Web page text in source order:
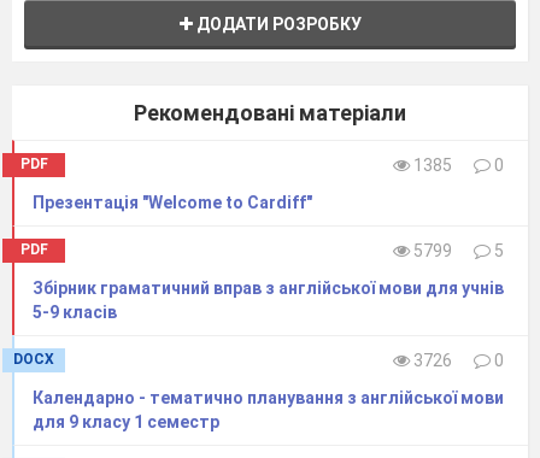
ДОДАТИ РОЗРОБКУ
Рекомендовані матеріали
PDF 1385
0
Презентація "Welcome to Cardiff"
PDF 5799
5
Збірник граматичний вправ з англійської мови для учнів
5-9 класів
DOCX 3726
0
Календарно - тематично планування з англійської мови
для 9 класу 1 семестр